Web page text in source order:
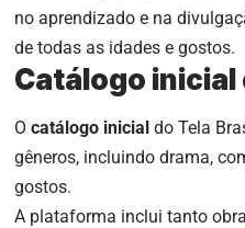
no aprendizado e na
de todas as idades e gostos.
Catálogo
O catálogo inicial do Tela
gêneros, incluindo drama,
gostos.
A plataforma inclui tanto